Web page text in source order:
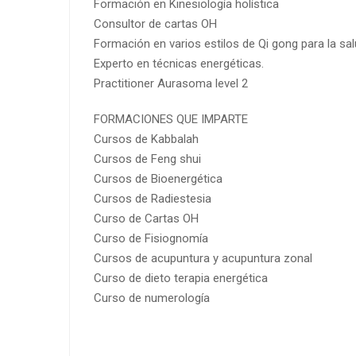
Formación en Kinesiología holística
Consultor de cartas OH
Formación en varios estilos de Qi gong para la
Experto en técnicas energéticas.
Practitioner Aurasoma level 2
FORMACIONES QUE IMPARTE
Cursos de Kabbalah
Cursos de Feng shui
Cursos de Bioenergética
Cursos de Radiestesia
Curso de Cartas OH
Curso de Fisiognomía
Cursos de acupuntura y acupuntura zonal
Curso de dieto terapia energética
Curso de numerología